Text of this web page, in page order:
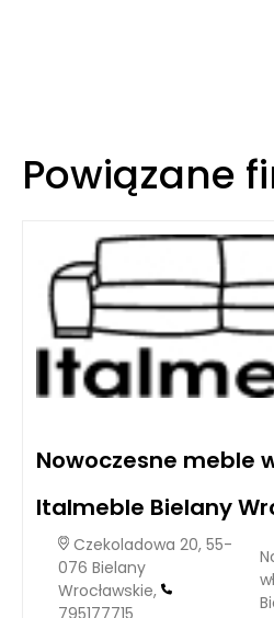
Powiązane
Nowoczesne meble
Italmeble Bielany
Czekoladowa 20, 55-
076 Bielany
Wrocławskie,
795177715